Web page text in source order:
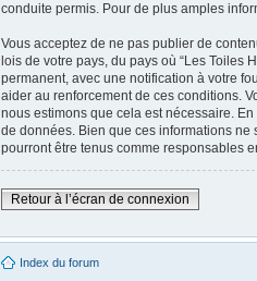
conduite permis. Pour de plus amples
Vous acceptez de ne pas publier de
lois de votre pays, du pays où “Les
permanent, avec une notification à votre
aider au renforcement de ces conditions.
nous estimons que cela est nécessaire.
de données. Bien que ces informations ne
pourront être tenus comme responsables
Retour à l’écran de connexion
Index du forum